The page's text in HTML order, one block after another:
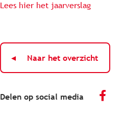
Lees hier het jaarverslag
Naar het overzicht
Delen op social media